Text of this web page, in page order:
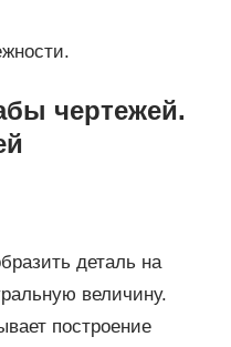
чертежей.
деталь на
величину.
построение